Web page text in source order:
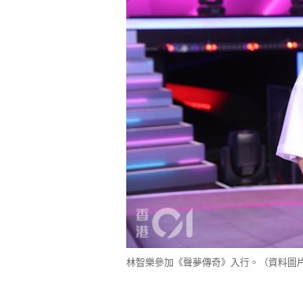
林智樂參加《聲夢傳奇》入行。（資料圖